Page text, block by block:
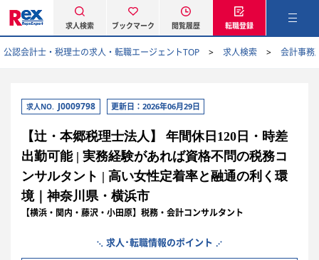
求人検索 ブックマーク 閲覧履歴 転職登録
公認会計士・税理士の求人・転職エージェントTOP 求人検索 会計事務
求人NO. J0009798 更新日：2026年06月29日
【辻・本郷税理士法人】 年間休日120日・時差
出勤可能 | 実務経験があれば資格不問の税務コ
ンサルタント | 高い女性定着率と融通の利く環
境｜神奈川県・横浜市
【横浜・関内・藤沢・小田原】税務・会計コンサルタント
求人･転職情報のポイント